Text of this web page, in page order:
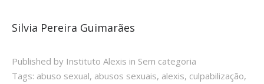
Silvia Pereira Guimarães
Published by Instituto Alexis in Sem categoria
Tags: abuso sexual, abusos sexuais, alexis, culpabilização,